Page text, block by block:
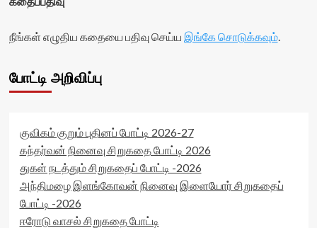
நீங்கள் எழுதிய கதையை பதிவு செய்ய இங்கே சொடுக்கவும்.
போட்டி அறிவிப்பு
குவிகம் குறும் புதினப் போட்டி 2026-27
கந்தர்வன் நினைவு சிறுகதை போட்டி 2026
துகள் நடத்தும் சிறுகதைப் போட்டி -2026
அந்திமழை இளங்கோவன் நினைவு இளையோர் சிறுகதைப்
போட்டி -2026
ஈரோடு வாசல் சிறுகதை போட்டி